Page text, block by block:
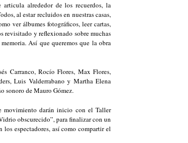
alrededor de los recuerdos, la
al estar recluidos en nuestras casas,
ver álbumes fotográficos, leer cartas,
revisitado y reflexionado sobre muchas
Así que queremos que la obra
Carranco, Rocío Flores, Max Flores,
Luis Valderrabano y Martha Elena
sonoro de Mauro Gómez.
movimiento darán inicio con el Taller
obscurecido”, para finalizar con un
espectadores, así como compartir el